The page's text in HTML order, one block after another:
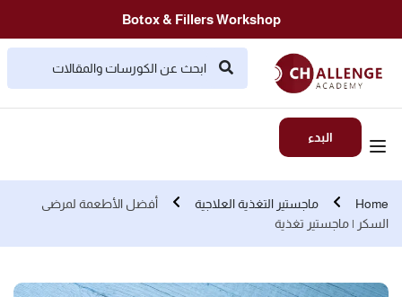
Botox & Fillers Workshop
البدء
Home ماجستير التغذية العلاجية
أفضل الأطعمة لمرضى
السكر | ماجستير تغذية